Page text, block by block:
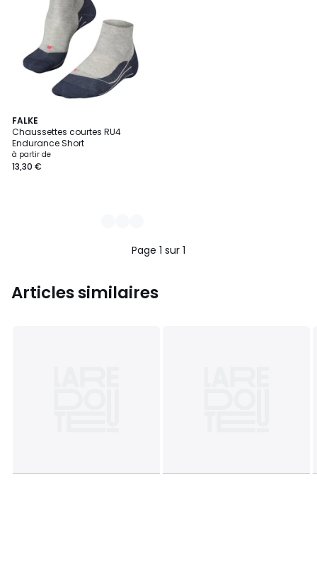
FALKE
Chaussettes courtes RU4
Endurance Short
à partir de
13,30 €
10
Couleurs
Page 1 sur 1
Articles similaires